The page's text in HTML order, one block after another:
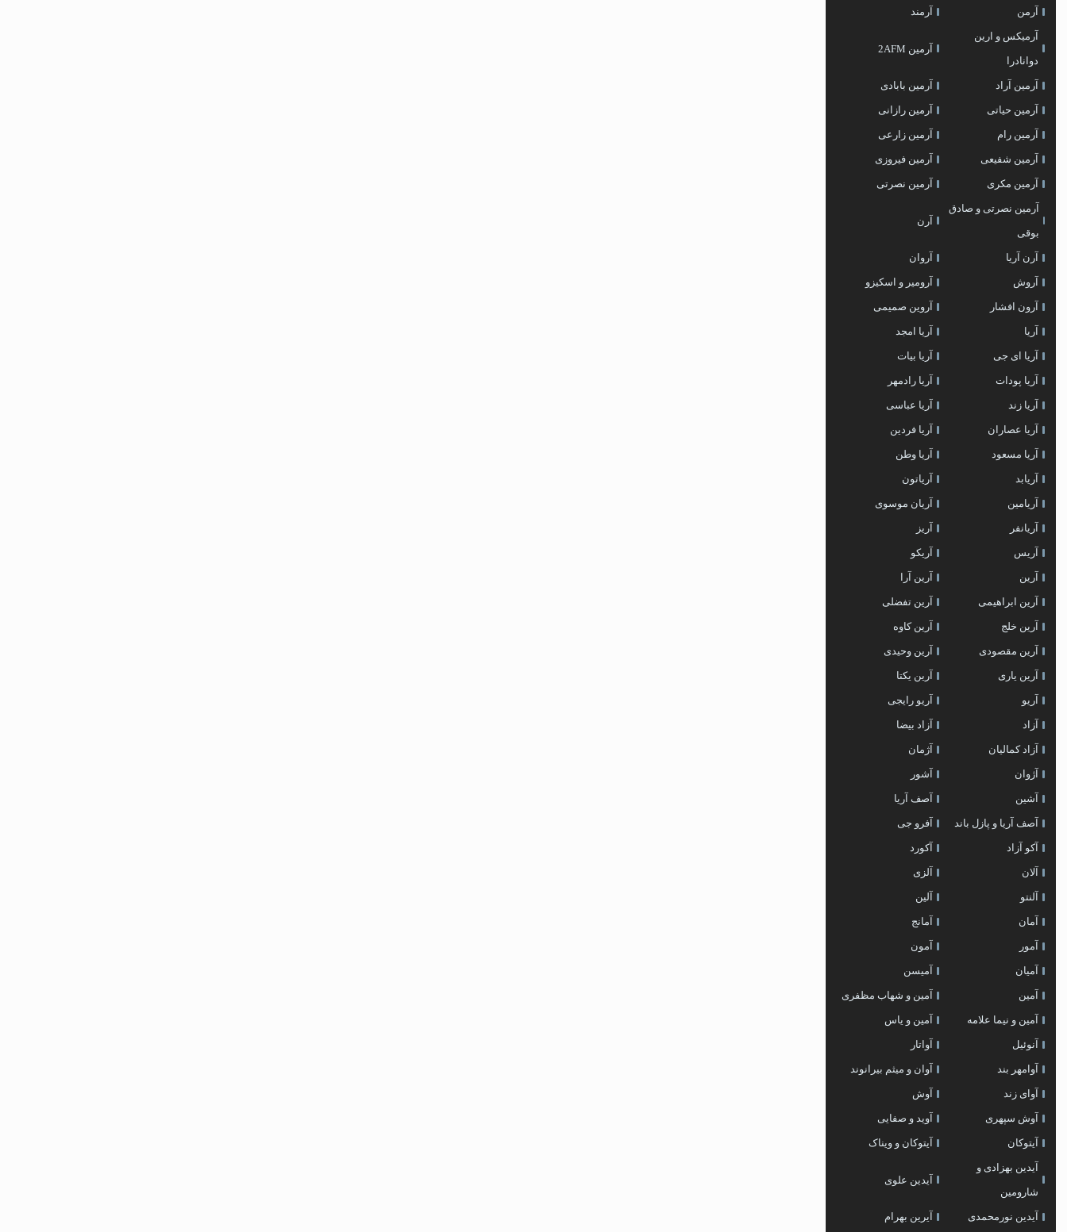
آرمن آرمند
آرمیکس و ارین
دوانادرا
آرمین 2AFM
آرمین آراد آرمین بابادی
آرمین حیاتی آرمین رازانی
آرمین رام آرمین زارعی
آرمین شفیعی آرمین فیروزی
آرمین مکری آرمین نصرتی
آرمین نصرتی و صادق
بوقی
آرن
آرن آریا آروان
آروش آرومیر و اسکیزو
آرون افشار آروین صمیمی
آریا آریا امجد
آریا ای جی آریا بیات
آریا پودات آریا رادمهر
آریا زند آریا عباسی
آریا عصاران آریا فردین
آریا مسعود آریا وطن
آریابد آریاتون
آریامین آریان موسوی
آریانفر آریز
آریس آریکو
آرین آرین آرا
آرین ابراهیمی آرین تفضلی
آرین خلج آرین کاوه
آرین مقصودی آرین وحیدی
آرین یاری آرین یکتا
آریو آریو رایجی
آزاد آزاد بیضا
آزاد کمالیان آژمان
آژوان آشور
آشین آصف آریا
آصف آریا و پازل باند آفرو جی
آکو آزاد آکورد
آلان آلزی
آلنتو آلین
آمان آمانج
آمور آمون
آمیان آمیسن
آمین آمین و شهاب مظفری
آمین و نیما علامه آمین و یاس
آنوئیل آواتار
آوامهر بند آوان و میثم بیرانوند
آوای زند آوش
آوش سپهری آوید و صفایی
آیتوکان آیتوکان و ویناک
آیدین بهزادی و
شارومین
آیدین علوی
آیدین نورمحمدی آیرین بهرام